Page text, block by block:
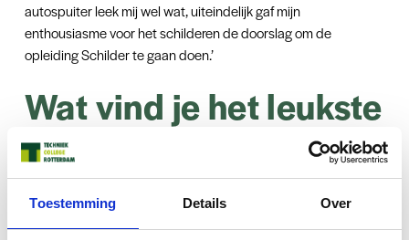
Toestemming Details Over
autospuiter leek mij wel wat, uiteindelijk gaf mijn
enthousiasme voor het schilderen de doorslag om de
opleiding Schilder te gaan doen.’
Wat vind je het leukste
aan de opleiding
Schilder?
‘Ik vind het heerlijk om met mijn handen bezig te zijn. Het